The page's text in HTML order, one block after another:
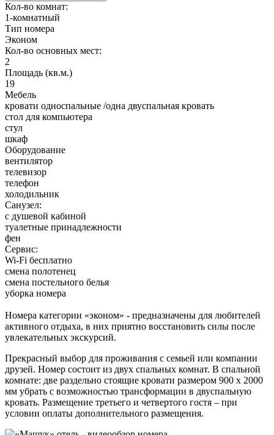
Кол-во комнат:
1-комнатный
Тип номера
Эконом
Кол-во основных мест:
2
Площадь (кв.м.)
19
Мебель
кровати односпальные /одна двуспальная кровать
стол для компьютера
стул
шкаф
Оборудование
вентилятор
телевизор
телефон
холодильник
Санузел:
с душевой кабиной
туалетные принадлежности
фен
Сервис:
Wi-Fi бесплатно
смена полотенец
смена постельного белья
уборка номера
Номера категории «эконом» - предназначены для любителей
активного отдыха, в них приятно восстановить силы после
увлекательных экскурсий.
Прекрасный выбор для проживания с семьей или компании
друзей. Номер состоит из двух спальных комнат. В спальной
комнате: две раздельно стоящие кровати размером 900 х 2000
мм убрать с возможностью трансформации в двуспальную
кровать. Размещение третьего и четвертого гостя – при
условии оплаты дополнительного размещения.